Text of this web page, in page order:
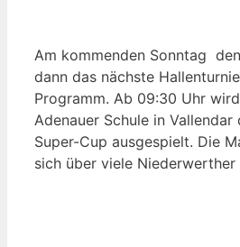
Am kommenden Sonntag
dann das nächste
Programm. Ab 09:30 Uhr
Adenauer Schule in
Super-Cup ausgespielt. Die
sich über viele Niederwerther